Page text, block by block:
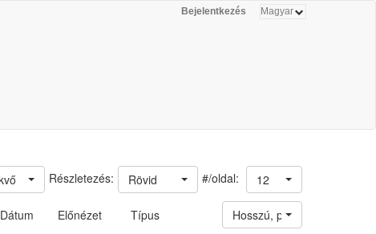
Bejelentkezés
#/oldal: 12
Rövid
Részletezés:
Dátum Előnézet Típus
Hosszú, példányokkal